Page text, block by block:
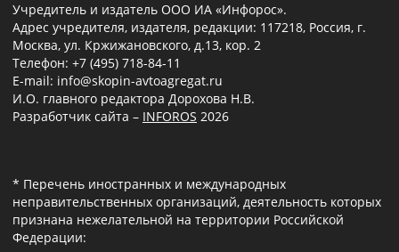
Учредитель и издатель ООО ИА «Инфорос».
Адрес учредителя, издателя, редакции: 117218, Россия, г.
Москва, ул. Кржижановского, д.13, кор. 2
Телефон: +7 (495) 718-84-11
E-mail: info@skopin-avtoagregat.ru
И.О. главного редактора Дорохова Н.В.
Разработчик сайта – INFOROS 2026
* Перечень иностранных и международных
неправительственных организаций, деятельность которых
признана нежелательной на территории Российской
Федерации: